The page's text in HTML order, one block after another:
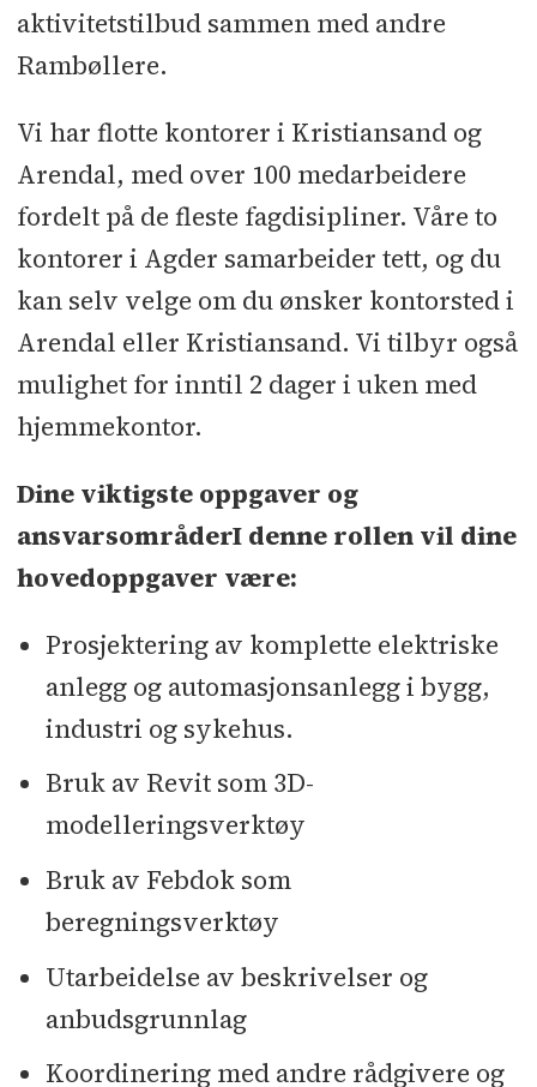
aktivitetstilbud sammen med andre
Rambøllere.
Vi har flotte kontorer i Kristiansand og
Arendal, med over 100 medarbeidere
fordelt på de fleste fagdisipliner. Våre to
kontorer i Agder samarbeider tett, og du
kan selv velge om du ønsker kontorsted i
Arendal eller Kristiansand. Vi tilbyr også
mulighet for inntil 2 dager i uken med
hjemmekontor.
Dine viktigste oppgaver og
ansvarsområderI denne rollen vil dine
hovedoppgaver være:
Prosjektering av komplette elektriske
anlegg og automasjonsanlegg i bygg,
industri og sykehus.
Bruk av Revit som 3D-
modelleringsverktøy
Bruk av Febdok som
beregningsverktøy
Utarbeidelse av beskrivelser og
anbudsgrunnlag
Koordinering med andre rådgivere og